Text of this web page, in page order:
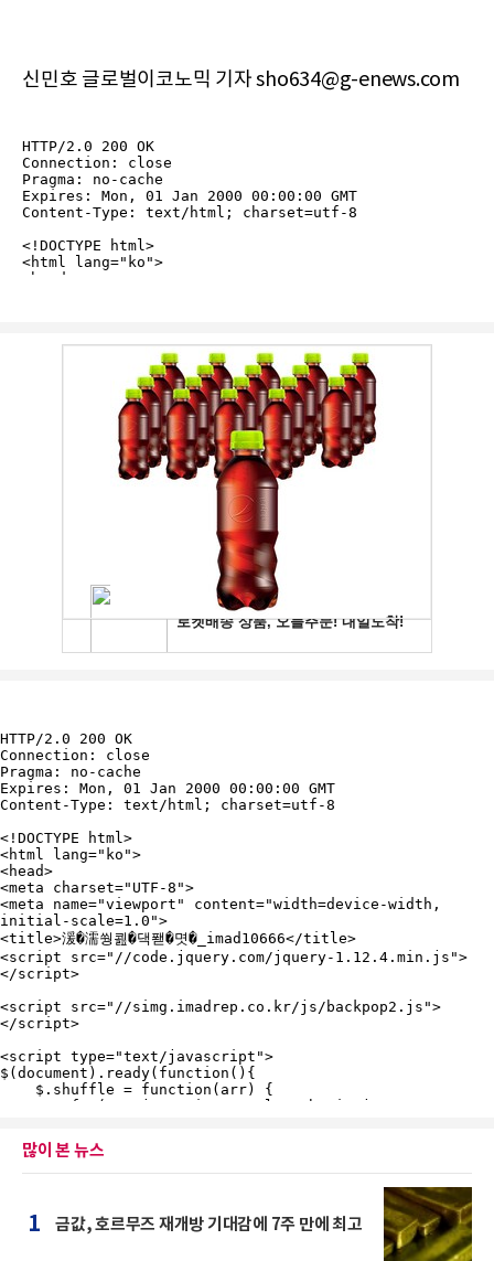
신민호 글로벌이코노믹 기자 sho634@g-enews.com
많이 본 뉴스
1 금값, 호르무즈 재개방 기대감에 7주 만에 최고